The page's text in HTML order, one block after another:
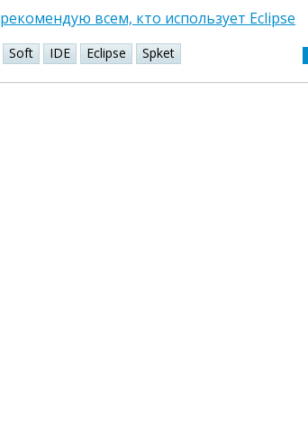
рекомендую всем, кто использует Eclipse
Soft IDE Eclipse Spket